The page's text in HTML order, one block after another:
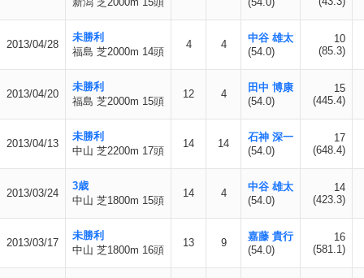
2013/04/28
未勝利
福島 芝2000m 14頭
4 4
中谷 雄太
(54.0)
10
(85.3)
2013/04/20
未勝利
福島 芝2000m 15頭
12 4
田中 博康
(54.0)
15
(445.4)
2013/04/13
未勝利
中山 芝2200m 17頭
14 14
石神 深一
(54.0)
17
(648.4)
2013/03/24
3歳
中山 芝1800m 15頭
14 4
中谷 雄太
(54.0)
14
(423.3)
2013/03/17
未勝利
中山 芝1800m 16頭
13 9
嘉藤 貴行
(54.0)
16
(581.1)